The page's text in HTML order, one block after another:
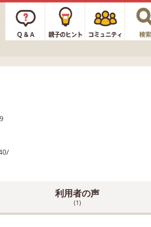
利用者の声
(1)